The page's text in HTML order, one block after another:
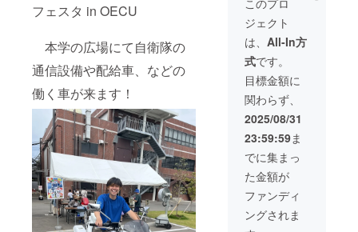
フェスタ in OECU
本学の広場にて自衛隊の
通信設備や配給車、などの
働く車が来ます！
※お名前
の掲載
箇所は
変更に
なる場
合があ
りま
す。 ※
備考欄
に掲示
させて
いただ
くお名
前をご
記入下
さい。
の交通
費や滞
在費は
各自で
くださ
い。 ・
支援者
様との
連絡方
法：詳
細は
メール
で連絡
しま
す。
【サイ
ズ】 ス
年9月21
日（日
11:00-
18:00
・場
所：大
阪電気
学寝屋
川キャ
・支援
者様の
や滞在
・オリ
ジナル
トート
バッグ
（総支
援額40
万円達
成）お
イブ優
先入場
【詳
細】 ・
日時：
2025年
9月20日
・パン
フレッ
トなど
へのお
名前掲
載 ・報
告書 ・
オリジ
ナルス
テッ
カー ・
大学祭
で利用
できる
金券
1000円
分（有
このプロ
ジェクト
は、 All-In方
式です。
目標金額に
関わらず、
2025/08/31
23:59:59ま
でに集まっ
た金額が
ファンディ
ングされま